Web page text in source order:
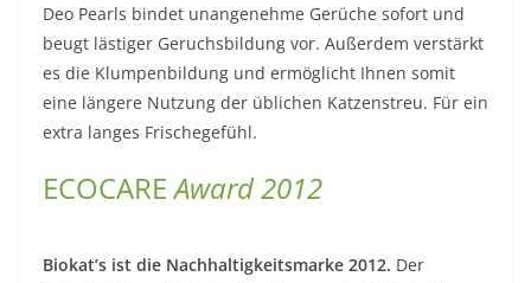
Deo Pearls bindet unangenehme Gerüche sofort und
beugt lästiger Geruchsbildung vor. Außerdem verstärkt
es die Klumpenbildung und ermöglicht Ihnen somit
eine längere Nutzung der üblichen Katzenstreu. Für ein
extra langes Frischegefühl.
ECOCAREAward 2012
Biokat’s ist die Nachhaltigkeitsmarke 2012. Der